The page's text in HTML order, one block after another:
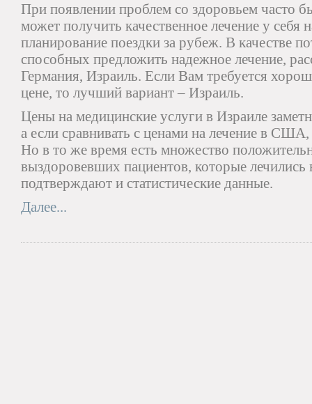
При появлении проблем со здоровьем часто
может получить качественное лечение у себя
планирование поездки за рубеж. В качестве
способных предложить надежное лечение,
Германия, Израиль. Если Вам требуется
цене, то лучший вариант – Израиль.
Цены на медицинские услуги в Израиле
а если сравнивать с ценами на лечение в
Но в то же время есть множество
выздоровевших пациентов, которые лечились
подтверждают и статистические данные.
Далее...